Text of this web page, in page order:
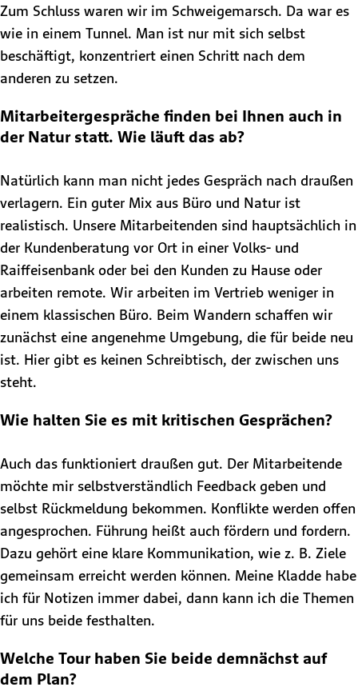
Zum Schluss waren wir im Schweigemarsch. Da war es
wie in einem Tunnel. Man ist nur mit sich selbst
beschäftigt, konzentriert einen Schritt nach dem
anderen zu setzen.
Mitarbeitergespräche finden bei Ihnen auch in
der Natur statt. Wie läuft das ab?
Natürlich kann man nicht jedes Gespräch nach draußen
verlagern. Ein guter Mix aus Büro und Natur ist
realistisch. Unsere Mitarbeitenden sind hauptsächlich in
der Kundenberatung vor Ort in einer Volks- und
Raiffeisenbank oder bei den Kunden zu Hause oder
arbeiten remote. Wir arbeiten im Vertrieb weniger in
einem klassischen Büro. Beim Wandern schaffen wir
zunächst eine angenehme Umgebung, die für beide neu
ist. Hier gibt es keinen Schreibtisch, der zwischen uns
steht.
Wie halten Sie es mit kritischen Gesprächen?
Auch das funktioniert draußen gut. Der Mitarbeitende
möchte mir selbstverständlich Feedback geben und
selbst Rückmeldung bekommen. Konflikte werden offen
angesprochen. Führung heißt auch fördern und fordern.
Dazu gehört eine klare Kommunikation, wie z. B. Ziele
gemeinsam erreicht werden können. Meine Kladde habe
ich für Notizen immer dabei, dann kann ich die Themen
für uns beide festhalten.
Welche Tour haben Sie beide demnächst auf
dem Plan?